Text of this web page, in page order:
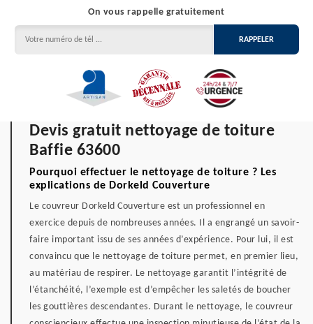
On vous rappelle gratuitement
Devis gratuit nettoyage de toiture
Baffie 63600
Pourquoi effectuer le nettoyage de toiture ? Les
explications de Dorkeld Couverture
Le couvreur Dorkeld Couverture est un professionnel en
exercice depuis de nombreuses années. Il a engrangé un savoir-
faire important issu de ses années d’expérience. Pour lui, il est
convaincu que le nettoyage de toiture permet, en premier lieu,
au matériau de respirer. Le nettoyage garantit l’intégrité de
l’étanchéité, l’exemple est d’empêcher les saletés de boucher
les gouttières descendantes. Durant le nettoyage, le couvreur